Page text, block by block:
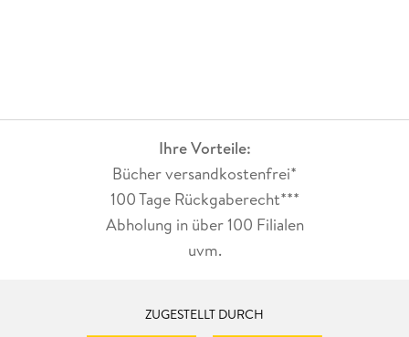
Ihre Vorteile:
Bücher versandkostenfrei*
100 Tage Rückgaberecht***
Abholung in über 100 Filialen
uvm.
ZUGESTELLT DURCH